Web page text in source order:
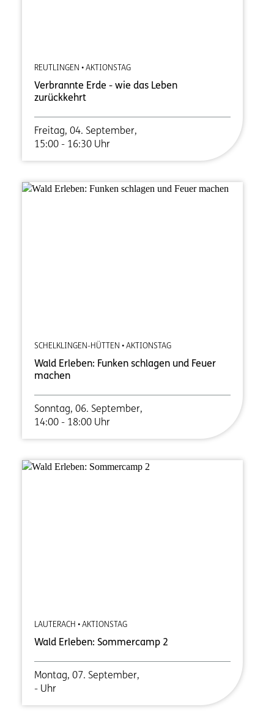
REUTLINGEN • AKTIONSTAG
Verbrannte Erde - wie das Leben
zurückkehrt
Freitag, 04. September,
15:00 - 16:30 Uhr
SCHELKLINGEN-HÜTTEN • AKTIONSTAG
Wald Erleben: Funken schlagen und Feuer
machen
Sonntag, 06. September,
14:00 - 18:00 Uhr
LAUTERACH • AKTIONSTAG
Wald Erleben: Sommercamp 2
Montag, 07. September,
- Uhr